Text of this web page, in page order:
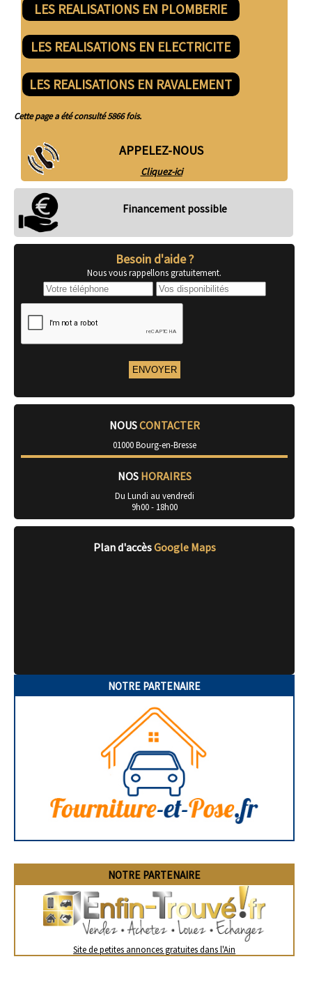
LES REALISATIONS EN PLOMBERIE
LES REALISATIONS EN ELECTRICITE
LES REALISATIONS EN RAVALEMENT
Cette page a été consulté 5866 fois.
APPELEZ-NOUS
Cliquez-ici
Financement possible
Besoin d'aide ?
Nous vous rappellons gratuitement.
NOUSCONTACTER
01000 Bourg-en-Bresse
NOS HORAIRES
Du Lundi au vendredi
9h00 - 18h00
Plan d'accèsGoogle Maps
NOTRE PARTENAIRE
NOTRE PARTENAIRE
Site de petites annonces gratuites dans l'Ain